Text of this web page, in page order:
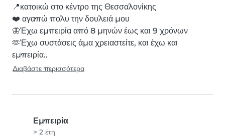
📍κατοικώ στο κέντρο της Θεσσαλονίκης
❤️ αγαπώ πολυ την δουλειά μου
🦋Έχω εμπειρία από 8 μηνών έως και 9 χρόνων
🫶Έχω συστάσεις άμα χρειαστείτε, και έχω και
εμπειρία..
Διαβάστε περισσότερα
Εμπειρία
> 2 έτη